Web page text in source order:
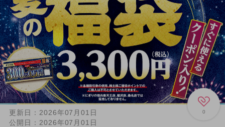
0
更新日： 2026年07月01日
公開日： 2026年07月01日